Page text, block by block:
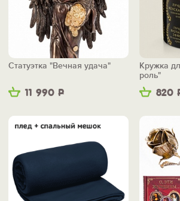
11 990 Р
Статуэтка "Вечная удача"
820
Кружка
роль"